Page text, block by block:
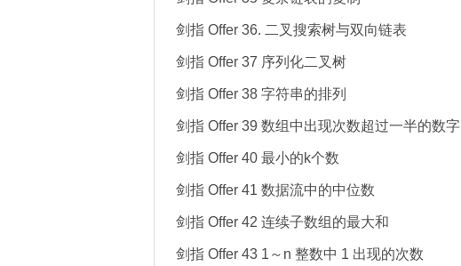
剑指 Offer 36. 二叉搜索树与双向链表
剑指 Offer 37 序列化二叉树
剑指 Offer 38 字符串的排列
剑指 Offer 39 数组中出现次数超过一半的数字
剑指 Offer 40 最小的k个数
剑指 Offer 41 数据流中的中位数
剑指 Offer 42 连续子数组的最大和
剑指 Offer 43 1～n 整数中 1 出现的次数